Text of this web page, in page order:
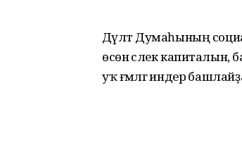
Дәүләт Думаһының
өсөн әсәлек капиталын,
уҡ ғәмәлгә индерә